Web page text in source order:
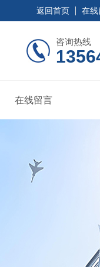
返回首页 在线
咨询热线
在线留言